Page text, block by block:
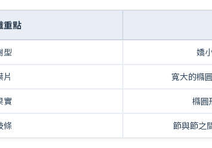
重點
型 嬌
片 寬大的橢
實 橢圓
條 節與節之